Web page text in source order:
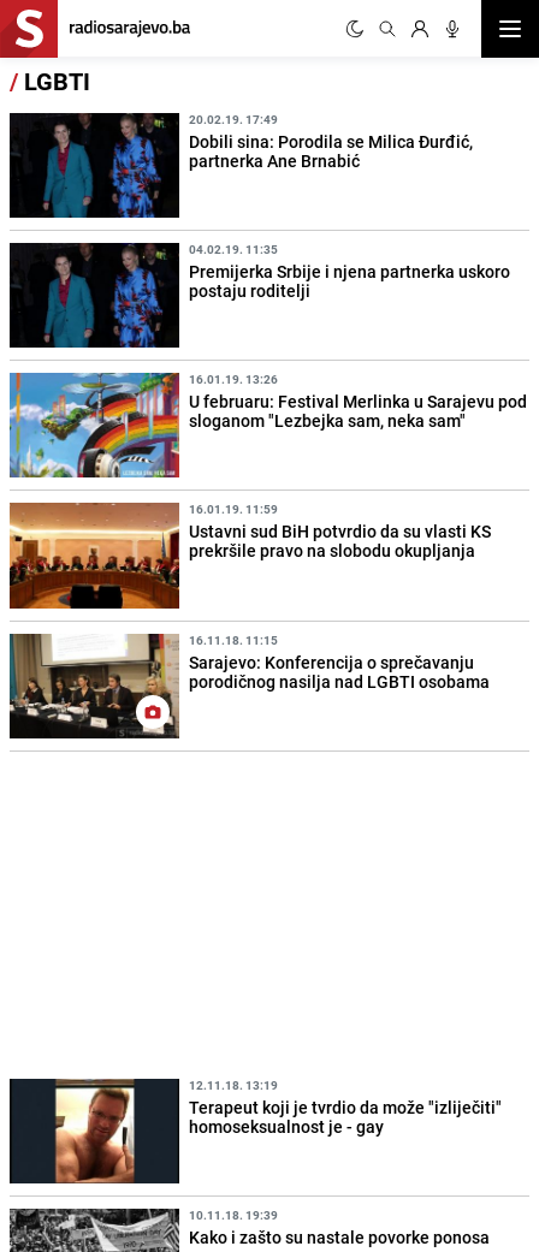
/ LGBTI
20.02.19. 17:49
Dobili sina: Porodila se Milica Đurđić,
partnerka Ane Brnabić
04.02.19. 11:35
Premijerka Srbije i njena partnerka uskoro
postaju roditelji
16.01.19. 13:26
U februaru: Festival Merlinka u Sarajevu pod
sloganom "Lezbejka sam, neka sam"
16.01.19. 11:59
Ustavni sud BiH potvrdio da su vlasti KS
prekršile pravo na slobodu okupljanja
16.11.18. 11:15
Sarajevo: Konferencija o sprečavanju
porodičnog nasilja nad LGBTI osobama
12.11.18. 13:19
Terapeut koji je tvrdio da može "izliječiti"
homoseksualnost je - gay
10.11.18. 19:39
Kako i zašto su nastale povorke ponosa